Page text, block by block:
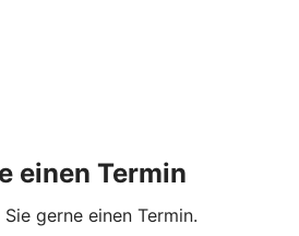
einen Termin
gerne einen Termin.